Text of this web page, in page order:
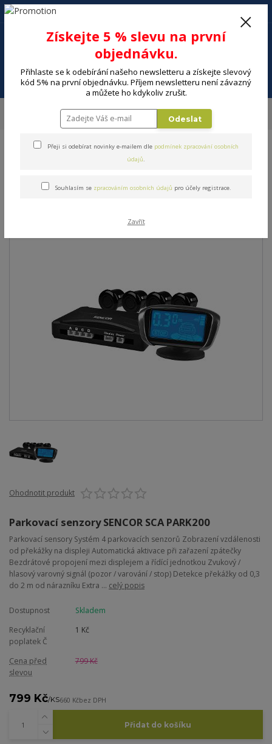
Menu
+420 602 494 600
senzory SENCOR SCA PARK200
Parkovací senzory SENCOR
SCA PARK200
Ohodnotit produkt
Parkovací senzory SENCOR SCA PARK200
Parkovací sensory Systém 4 parkovacích senzorů Zobrazení vzdálenosti
od překážky na displeji Automatická aktivace při zařazení zpátečky
Bezdrátové propojení mezi displejem a řídící jednotkou Zvukový /
hlasový varovný signál (pozor / varování / stop) Detekce překážky od 0,3
do 2 m od nárazníku Extra ... celý popis
Dostupnost
Skladem
Recyklační
poplatek Č
1 Kč
Cena před
slevou
799 Kč
799 Kč/KS660 Kčbez DPH
Přidat do košíku
Získejte 5 % slevu na první
objednávku.
Přihlaste se k odebírání našeho newsletteru a získejte slevový
kód 5% na první objednávku. Příjem newsletteru není závazný
a můžete ho kdykoliv zrušit.
Odeslat
Přeji si odebírat novinky e-mailem dle podmínek zpracování osobních
údajů.
Souhlasím se zpracováním osobních údajů pro účely registrace.
Zavřít